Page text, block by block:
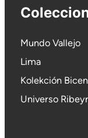
Mundo Vallejo
Lima
Kolekción
Universo